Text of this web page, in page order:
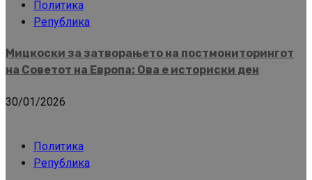
Политика
Република
Мицкоски за затворањето на постмониторингот
на Советот на Европа: Ова е историски ден
30/01/2026
Политика
Република